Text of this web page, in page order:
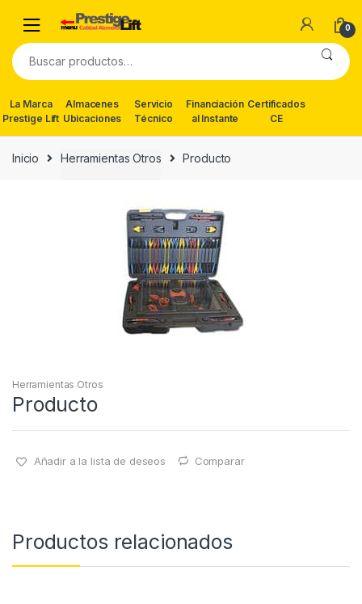
navigation
content
0
Buscar
por:
La Marca
Prestige Lift
Almacenes
Ubicaciones
Servicio
Técnico
Financiación
al Instante
Certificados
CE
Inicio Herramientas Otros Producto
Herramientas Otros
Producto
Añadir a la lista de deseos Comparar
Productos relacionados